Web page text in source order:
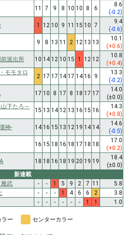
11 7 9 8 10 10 8 6
8.6
(-0.2)
1 12 10 9 11 15 10 7
9.4
(-0.6)
9 8 13 11 2 12 13 13
10.1
(+0.6)
派出所 10 14 12 10 15 1 12 12
10.8
(+0.4)
モモタロ
2 17 17 14 17 14 16 9
13.3
(-0.2)
17 10 8 17 8 18 17 17
14.0
(±0.0)
下たろ～
15 13 14 12 13 16 15 16
14.3
(+0.8)
神- 14 16 15 13 12 19 14 14
14.6
(-0.5)
16 15 18 16 18 17 18 18
17.0
(+0.2)
18 18 16 18 19 20 19 19
18.4
(±0.0)
新連載
雅武 - - 1 5 9 2 7 11
5.8
- - - 1 4 6 6 2
3.8
- - - - - - 1 1 1.0
ラー センターカラー